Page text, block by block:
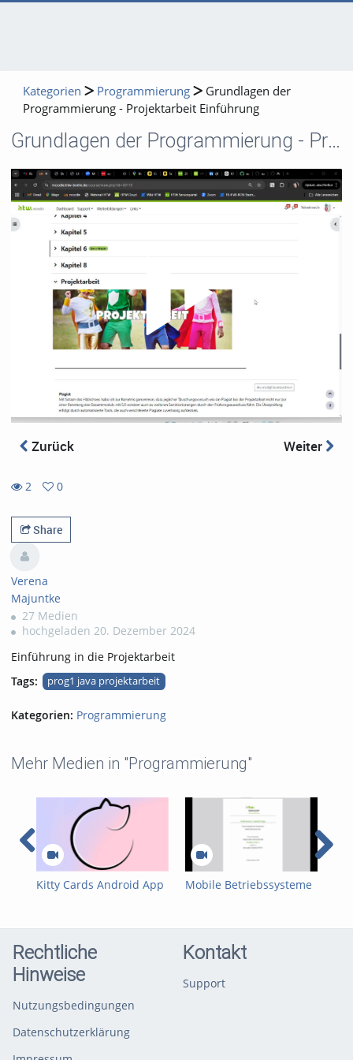
Kategorien Programmierung
Grundlagen der
Programmierung - Projektarbeit Einführung
Grundlagen der Programmierung - Projektarbeit Einführung
Zurück Weiter
2
views
0
favorites
Share
Verena
Majuntke
27 Medien
hochgeladen 20. Dezember 2024
Einführung in die Projektarbeit
Tags:
prog1 java projektarbeit
Kategorien: Programmierung
Mehr Medien in "Programmierung"
Kitty Cards Android App
Netzwerke - Sommer
2026
Mobile Betriebssysteme
Gehörtrainer
Rechtliche
Hinweise
Nutzungsbedingungen
Datenschutzerklärung
Kontakt
Support